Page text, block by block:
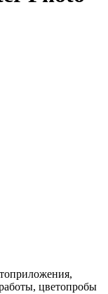
цветопробы